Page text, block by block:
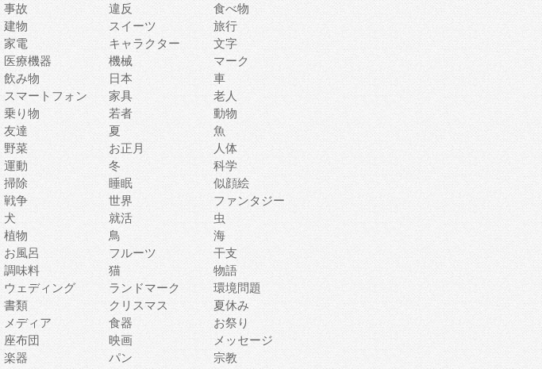
事故 違反
食べ物
建物 スイーツ
旅行
家電 キャラクター
文字
医療機器 機械
マーク
飲み物 日本
車
スマートフォン 家具
老人
乗り物 若者
動物
友達 夏
魚
野菜 お正月
人体
運動 冬
科学
掃除 睡眠
似顔絵
戦争 世界
ファンタジー
犬 就活
虫
植物 鳥
海
お風呂 フルーツ
干支
調味料 猫
物語
ウェディング ランドマーク
環境問題
書類 クリスマス
夏休み
メディア 食器
お祭り
座布団 映画
メッセージ
楽器 パン
宗教